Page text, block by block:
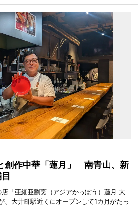
創作中華「蓮月」 南青山、新
「亜細亜割烹（アジアかっぽう）蓮月 大
、大井町駅近くにオープンして1カ月がたっ